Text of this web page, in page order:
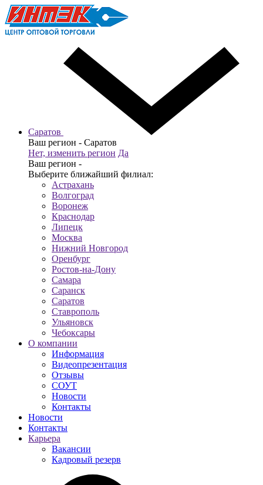
Саратов
Ваш регион - Саратов
Нет, изменить регион Да
Ваш регион -
Выберите ближайший филиал:
Астрахань
Волгоград
Воронеж
Краснодар
Липецк
Москва
Нижний Новгород
Оренбург
Ростов-на-Дону
Самара
Саранск
Саратов
Ставрополь
Ульяновск
Чебоксары
О компании
Информация
Видеопрезентация
Отзывы
СОУТ
Новости
Контакты
Новости
Контакты
Карьера
Вакансии
Кадровый резерв